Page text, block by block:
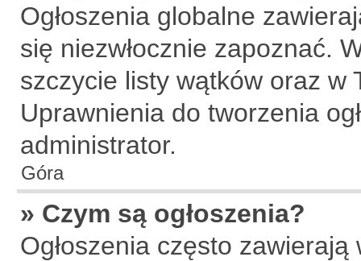
Ogłoszenia globalne
się niezwłocznie zapoznać.
szczycie listy wątków oraz w
Uprawnienia do tworzenia
administrator.
Góra
» Czym są ogłoszenia?
Ogłoszenia często